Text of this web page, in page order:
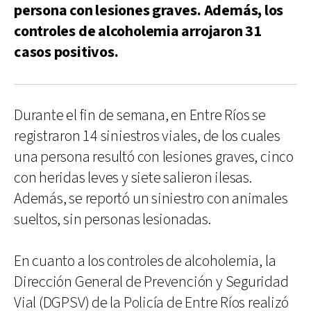
persona con lesiones graves. Además, los
controles de alcoholemia arrojaron 31
casos positivos.
Durante el fin de semana, en Entre Ríos se
registraron 14 siniestros viales, de los cuales
una persona resultó con lesiones graves, cinco
con heridas leves y siete salieron ilesas.
Además, se reportó un siniestro con animales
sueltos, sin personas lesionadas.
En cuanto a los controles de alcoholemia, la
Dirección General de Prevención y Seguridad
Vial (DGPSV) de la Policía de Entre Ríos realizó